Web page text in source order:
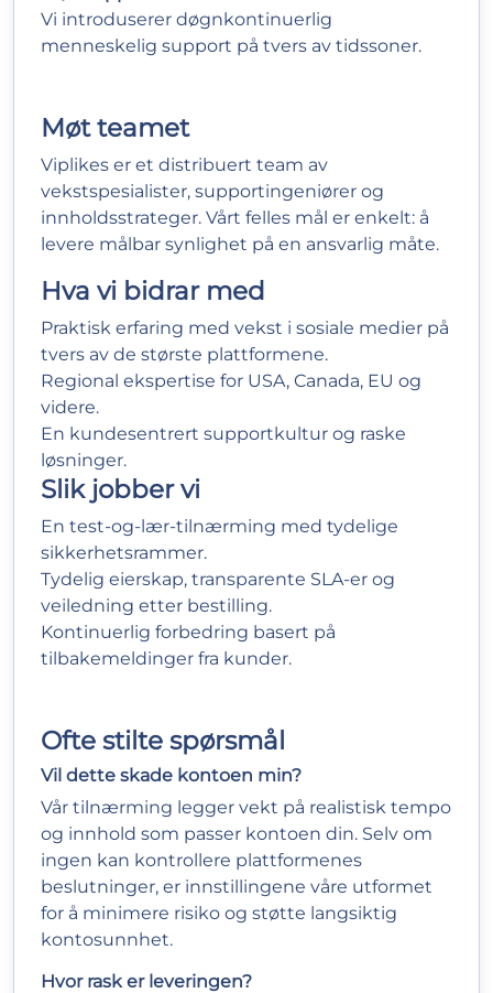
Vi introduserer døgnkontinuerlig
menneskelig support på tvers av tidssoner.
Møtteamet
Viplikes er et distribuert team av
vekstspesialister, supportingeniører og
innholdsstrateger. Vårt felles mål er enkelt: å
levere målbar synlighet på en ansvarlig måte.
Hva vi bidrar med
Praktisk erfaring med vekst i sosiale medier på
tvers av de største plattformene.
Regional ekspertise for USA, Canada, EU og
videre.
En kundesentrert supportkultur og raske
løsninger.
Slik jobber vi
En test-og-lær-tilnærming med tydelige
sikkerhetsrammer.
Tydelig eierskap, transparente SLA-er og
veiledning etter bestilling.
Kontinuerlig forbedring basert på
tilbakemeldinger fra kunder.
Ofte stilte spørsmål
Vil dette skade kontoen min?
Vår tilnærming legger vekt på realistisk tempo
og innhold som passer kontoen din. Selv om
ingen kan kontrollere plattformenes
beslutninger, er innstillingene våre utformet
for å minimere risiko og støtte langsiktig
kontosunnhet.
Hvor rask er leveringen?